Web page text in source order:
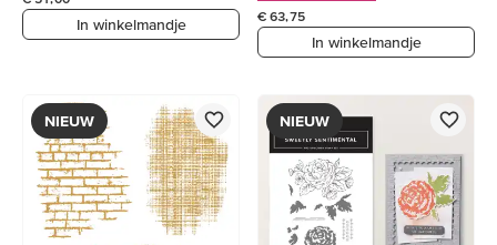
In winkelmandje € 63,75
In winkelmandje
NIEUW NIEUW